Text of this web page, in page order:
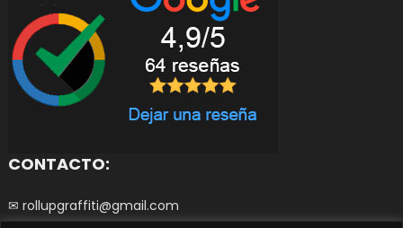
CONTACTO:
✉ rollupgraffiti@gmail.com